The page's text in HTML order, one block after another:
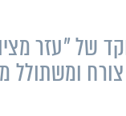
של "עזר
ומשתולל